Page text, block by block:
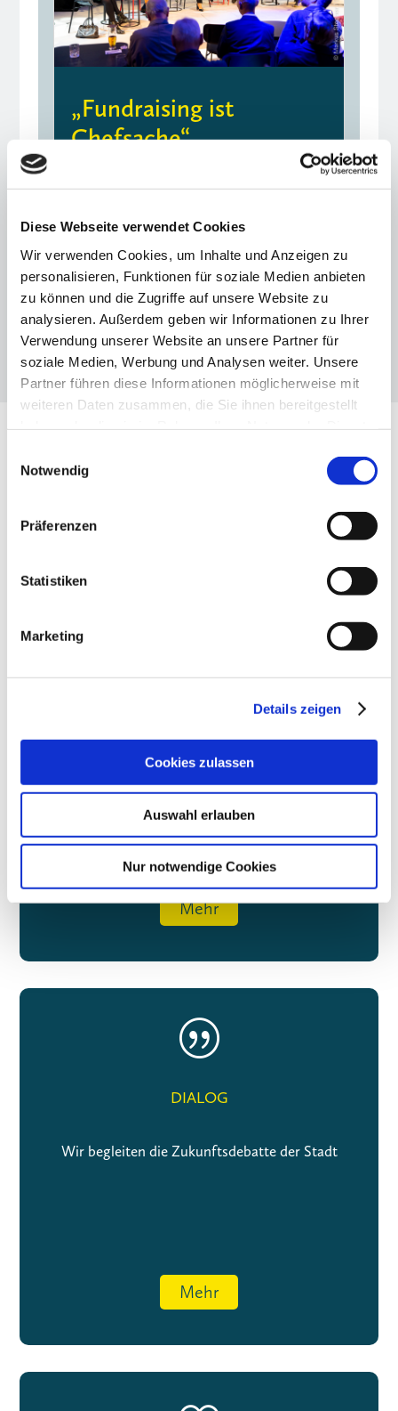
Diese Webseite verwendet Cookies
Wir verwenden Cookies, um Inhalte und Anzeigen zu
personalisieren, Funktionen für soziale Medien anbieten
zu können und die Zugriffe auf unsere Website zu
analysieren. Außerdem geben wir Informationen zu Ihrer
Verwendung unserer Website an unsere Partner für
soziale Medien, Werbung und Analysen weiter. Unsere
Partner führen diese Informationen möglicherweise mit
weiteren Daten zusammen, die Sie ihnen bereitgestellt
Notwendig
Präferenzen
Statistiken
Marketing
Details zeigen
Cookies zulassen
Auswahl erlauben
Nur notwendige Cookies
„Fundraising ist
Chefsache“
Hauptstadtkulturgespräch: Private
Die drei Dimensionen des VBKI
Wir bringen die Entscheider Berlins zusammen
Mehr
|
DIALOG
Wir begleiten die Zukunftsdebatte der Stadt
Mehr